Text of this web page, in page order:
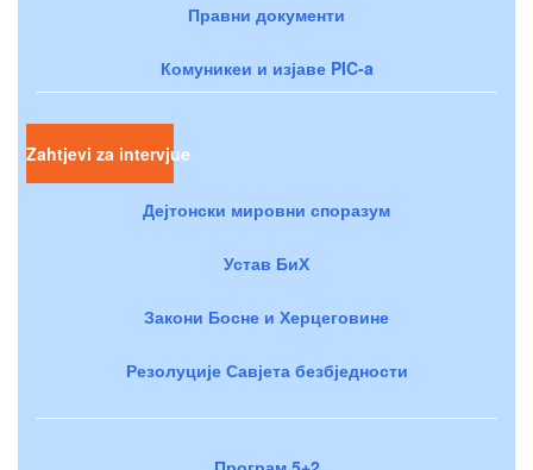
Правни документи
Комуникеи и изјаве PIC-a
Zahtjevi za intervjue
Дејтонски мировни споразум
Устав БиХ
Закони Босне и Херцеговине
Резолуције Савјета безбједности